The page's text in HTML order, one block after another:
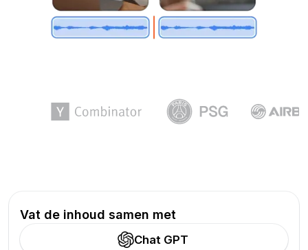
Vat de inhoud samen met
Chat GPT